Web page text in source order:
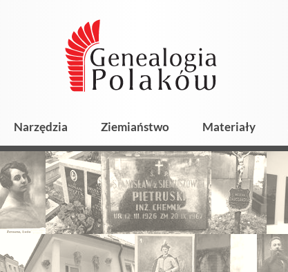
Narzędzia Ziemiaństwo Materiały